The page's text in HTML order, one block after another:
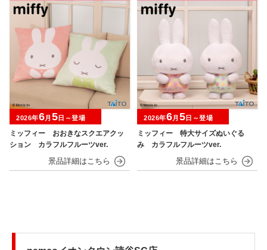
ミッフィー おおきなスクエアクッ
ション カラフルフルーツver.
2026年6月 5日～登場
ミッフィー 特大サイズぬいぐる
み カラフルフルーツver.
2026年6月 5日～登場